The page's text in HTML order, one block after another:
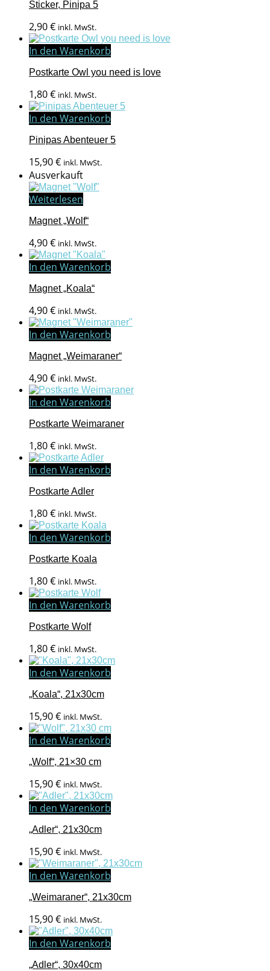
Sticker, Pinipa 5
2,90€ inkl. MwSt.
In den Warenkorb
Postkarte Owl you need is love
1,80€ inkl. MwSt.
In den Warenkorb
Pinipas Abenteuer 5
15,90€ inkl. MwSt.
Ausverkauft
Weiterlesen
Magnet „Wolf“
4,90€ inkl. MwSt.
In den Warenkorb
Magnet „Koala“
4,90€ inkl. MwSt.
In den Warenkorb
Magnet „Weimaraner“
4,90€ inkl. MwSt.
In den Warenkorb
Postkarte Weimaraner
1,80€ inkl. MwSt.
In den Warenkorb
Postkarte Adler
1,80€ inkl. MwSt.
In den Warenkorb
Postkarte Koala
1,80€ inkl. MwSt.
In den Warenkorb
Postkarte Wolf
1,80€ inkl. MwSt.
In den Warenkorb
„Koala“, 21x30cm
15,90€ inkl. MwSt.
In den Warenkorb
„Wolf“, 21×30 cm
15,90€ inkl. MwSt.
In den Warenkorb
„Adler“, 21x30cm
15,90€ inkl. MwSt.
In den Warenkorb
„Weimaraner“, 21x30cm
15,90€ inkl. MwSt.
In den Warenkorb
„Adler“, 30x40cm